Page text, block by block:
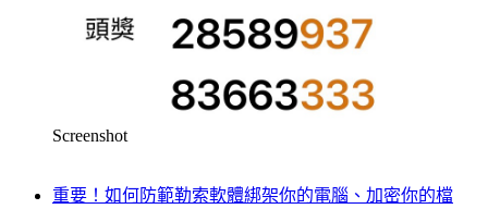
Screenshot
重要！如何防範勒索軟體綁架你的電腦、加密你的檔